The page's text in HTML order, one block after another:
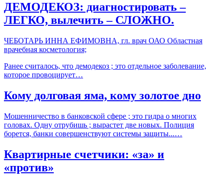
ДЕМОДЕКОЗ: диагностировать –
ЛЕГКО, вылечить – СЛОЖНО.
ЧЕБОТАРЬ ИННА ЕФИМОВНА, гл. врач ОАО Областная
врачебная косметология;
Ранее считалось, что демодекоз ; это отдельное заболевание,
которое провоцирует…
Кому долговая яма, кому золотое дно
Мошенничество в банковской сфере ; это гидра о многих
головах. Одну отрубишь ; вырастет две новых. Полиция
борется, банки совершенствуют системы защиты...…
Квартирные счетчики: «за» и
«против»